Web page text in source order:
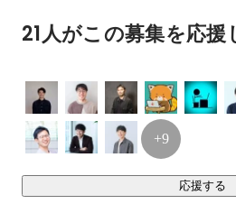
詳細：
Wantedly CM（
https://youtu.be/
ffd88cTp8-dQ7a）
Wantedly Hire CM（
https://
si=Jj5zt4yl3QCyZ8SP）
PIVOT 出演（https://youtu.be/
si=2LrqKCUaN1Wg17Tw
21人がこの募集を応
応援する
+9